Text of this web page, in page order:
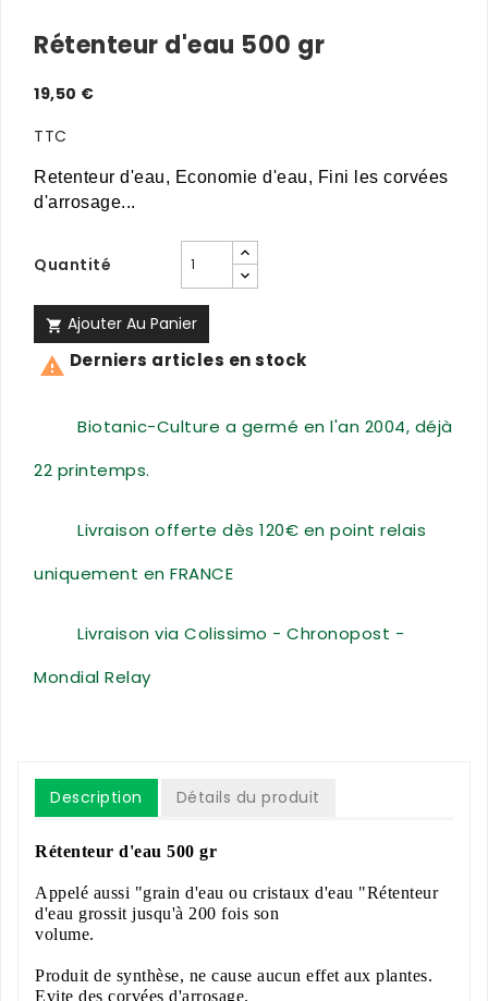
Rétenteur d'eau 500 gr
19,50 €
TTC
Retenteur d'eau, Economie d'eau, Fini les corvées
d'arrosage...
Quantité
 Ajouter Au Panier
 Derniers articles en stock
Biotanic-Culture a germé en l'an 2004, déjà
22 printemps.
Livraison offerte dès 120€ en point relais
uniquement en FRANCE
Livraison via Colissimo - Chronopost -
Mondial Relay
Description Détails du produit
Rétenteur d'eau 500 gr
Appelé aussi "grain d'eau ou cristaux d'eau "Rétenteur
d'eau grossit jusqu'à 200 fois son
volume.
Produit de synthèse, ne cause aucun effet aux plantes.
Evite des corvées d'arrosage.